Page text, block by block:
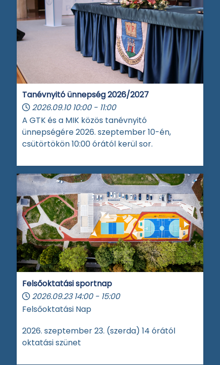
Tanévnyitó ünnepség 2026/2027
2026.09.10 10:00 - 11:00
A GTK és a MIK közös tanévnyitó
ünnepségére 2026. szeptember 10-én,
csütörtökön 10:00 órától kerül sor.
Felsőoktatási sportnap
2026.09.23 14:00 - 15:00
Felsőoktatási Nap
2026. szeptember 23. (szerda) 14 órától
oktatási szünet